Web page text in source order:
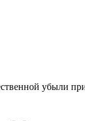
убыли